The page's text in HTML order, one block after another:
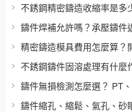
不銹鋼精密鑄造收縮率是多
鑄件焊補允許嗎？承壓鑄件
鑄件縮孔、縮鬆、氣孔、砂